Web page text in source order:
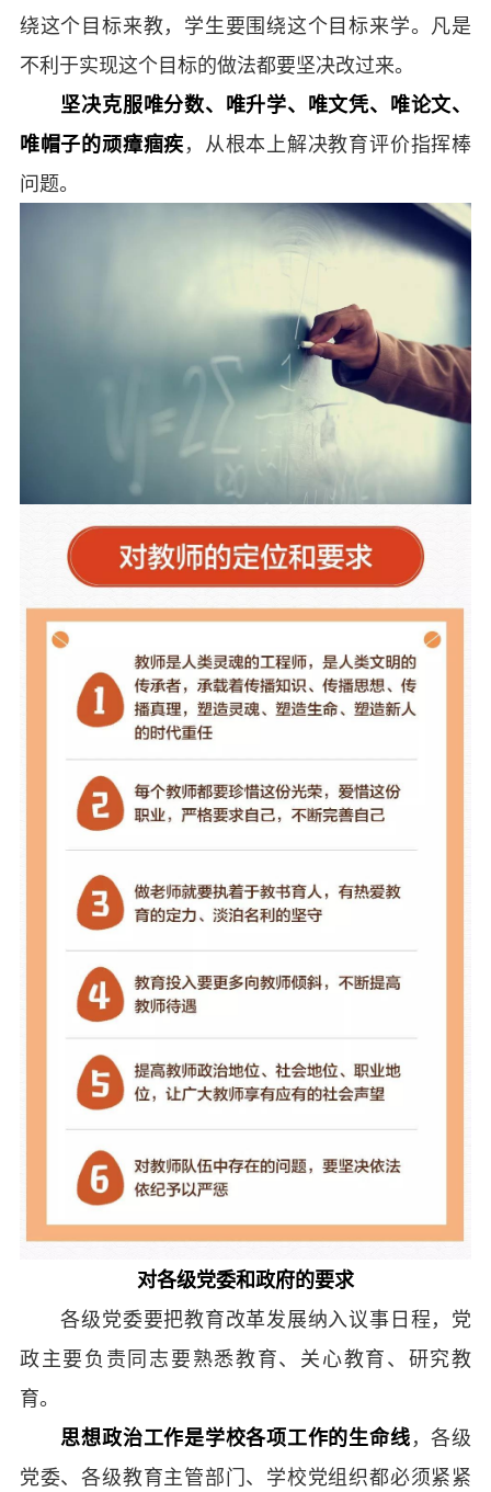
绕这个目标来教，学生要围绕这个目标来学。凡是
不利于实现这个目标的做法都要坚决改过来。
坚决克服唯分数、唯升学、唯文凭、唯论文、
唯帽子的顽瘴痼疾，从根本上解决教育评价指挥棒
问题。
对各级党委和政府的要求
各级党委要把教育改革发展纳入议事日程，党
政主要负责同志要熟悉教育、关心教育、研究教
育。
思想政治工作是学校各项工作的生命线，各级
党委、各级教育主管部门、学校党组织都必须紧紧